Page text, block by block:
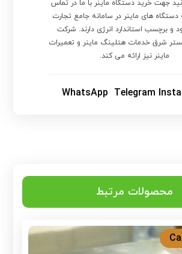
جهت خرید دستگاه ماینر با ما در تماس
دستگاه های ماینر در سامانه جامع تجارت
و برچسب استاندارد انرژی دارند. شرکت
شرق خدمات هتلینگ ماینر و تعمیرات
ماینر نیز ارائه می کند.
WhatsApp Telegram
محصولات مرتبط